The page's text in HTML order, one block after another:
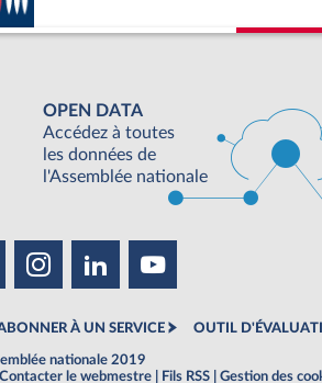
OPEN DATA
Accédez à toutes
les données de
l'Assemblée nationale
À UN SERVICE OUTIL
nationale 2019
Contacter le webmestre Fils RSS Gestion des